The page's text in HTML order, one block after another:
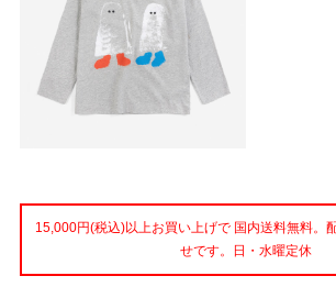
15,000円(税込)以上お買い上げで 国内送料無料。
せです。日・水曜定休